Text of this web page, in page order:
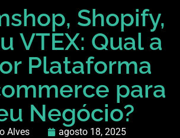
Shopify,
VTEX: Qual a
Plataforma
para
Negócio?
Alves agosto 18, 2025